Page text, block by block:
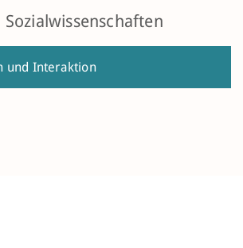
und Interaktion